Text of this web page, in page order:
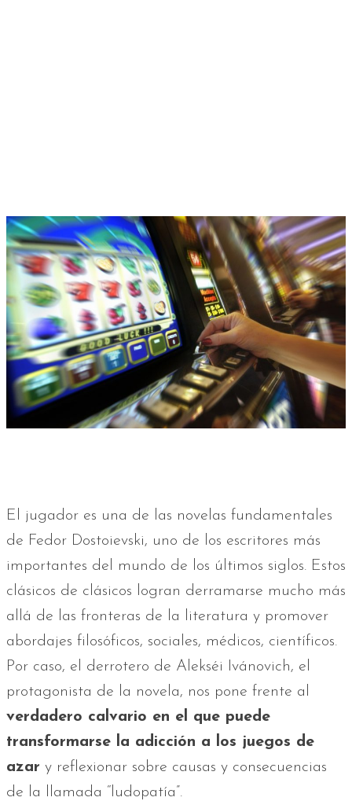
El jugador es una de las novelas fundamentales
de Fedor Dostoievski, uno de los escritores más
importantes del mundo de los últimos siglos. Estos
clásicos de clásicos logran derramarse mucho más
allá de las fronteras de la literatura y promover
abordajes filosóficos, sociales, médicos, científicos.
Por caso, el derrotero de Alekséi Ivánovich, el
protagonista de la novela, nos pone frente al
verdadero calvario en el que puede
transformarse la adicción a los juegos de
azar y reflexionar sobre causas y consecuencias
de la llamada “ludopatía”.